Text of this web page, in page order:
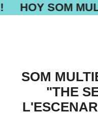
HOY SOM
SOM
"THE